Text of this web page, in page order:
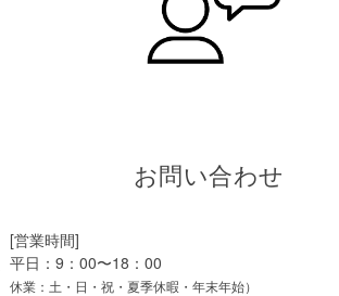
お問い合わせ
[営業時間]
平日：9：00〜18：00
休業：土・日・祝・夏季休暇・年末年始）